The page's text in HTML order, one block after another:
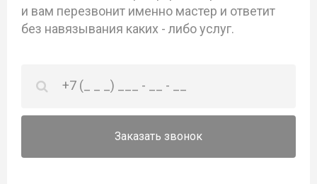
и вам перезвонит именно мастер и ответит
без навязывания каких - либо услуг.
Заказать звонок